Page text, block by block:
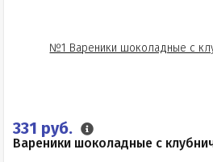
331 руб.
Вареники шоколадные с